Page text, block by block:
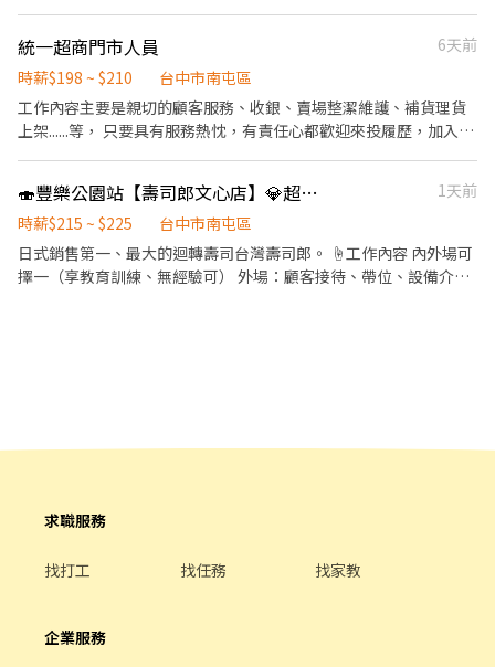
市營運、維護 【提供完整教育訓練及店面實習】 ❗❗⚠兼職為早晚固
定班(免輪班)⚠❗❗ ▸早班時段：10:30-17:30 ▸晚班時段：16:15-
22:45、18:45-22:45（一週至少2天要能16:15起班） ▸時薪$196元 ▸
月排休制：一周至少排班4天，假日一定要可配合排班
❗❗⚠禮拜六、禮拜日及國定假日都要可上班，上班時間依門市安排為
主，無法選擇固定早班或晚班⚠❗❗ 🌸上班地點🌸 烏日中山二店▸台中
英店▸台中市南屯區大英街 南屯向心店▸台中市南屯區向心南路 南屯
忠勇店▸台中市南屯區忠勇路 南屯黎明三店▸台中市南屯區黎明路一
3-5家鄰近門市) 4. 須配合蝦皮店到店工作內容調整 5. 偶爾須配合鄰
08:30-13:30 (可自選) 晚班：17:30-23:30、18:30-23:30 (額滿)夜
+20元▸時薪$224-234元 🌸休假制度🌸 月排休制 (一周至少排班4
安 - 智取店▸台中市南屯區春安二街 台中國光 - 智取店▸台中市南區
統一超商門市人員
6天前
時薪$198 ~ $210
台中市南屯區
工作內容主要是親切的顧客服務、收銀、賣場整潔維護、補貨理貨
上架......等， 只要具有服務熱忱，有責任心都歡迎來投履歷，加入我
🍣豐樂公園站【壽司郎文心店】💎超高時薪205元起．彈性排班 F71
1天前
時薪$215 ~ $225
台中市南屯區
日式銷售第一、最大的迴轉壽司台灣壽司郎。 ☝工作內容 內外場可
擇一（享教育訓練、無經驗可） 外場：顧客接待、帶位、設備介
求職服務
找打工 找任務 找家教
企業服務